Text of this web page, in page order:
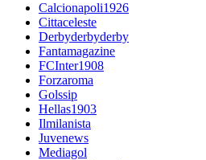
Calcionapoli1926
Cittaceleste
Derbyderbyderby
Fantamagazine
FCInter1908
Forzaroma
Golssip
Hellas1903
Ilmilanista
Juvenews
Mediagol